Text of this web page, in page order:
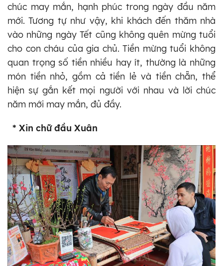
chúc may mắn, hạnh phúc trong ngày đầu năm
mới. Tương tự như vậy, khi khách đến thăm nhà
vào những ngày Tết cũng không quên mừng tuổi
cho con cháu của gia chủ. Tiền mừng tuổi không
quan trọng số tiền nhiều hay ít, thường là những
món tiền nhỏ, gồm cả tiền lẻ và tiền chẵn, thể
hiện sự gắn kết mọi người với nhau và lời chúc
năm mới may mắn, đủ đầy.
* Xin chữ đầu Xuân